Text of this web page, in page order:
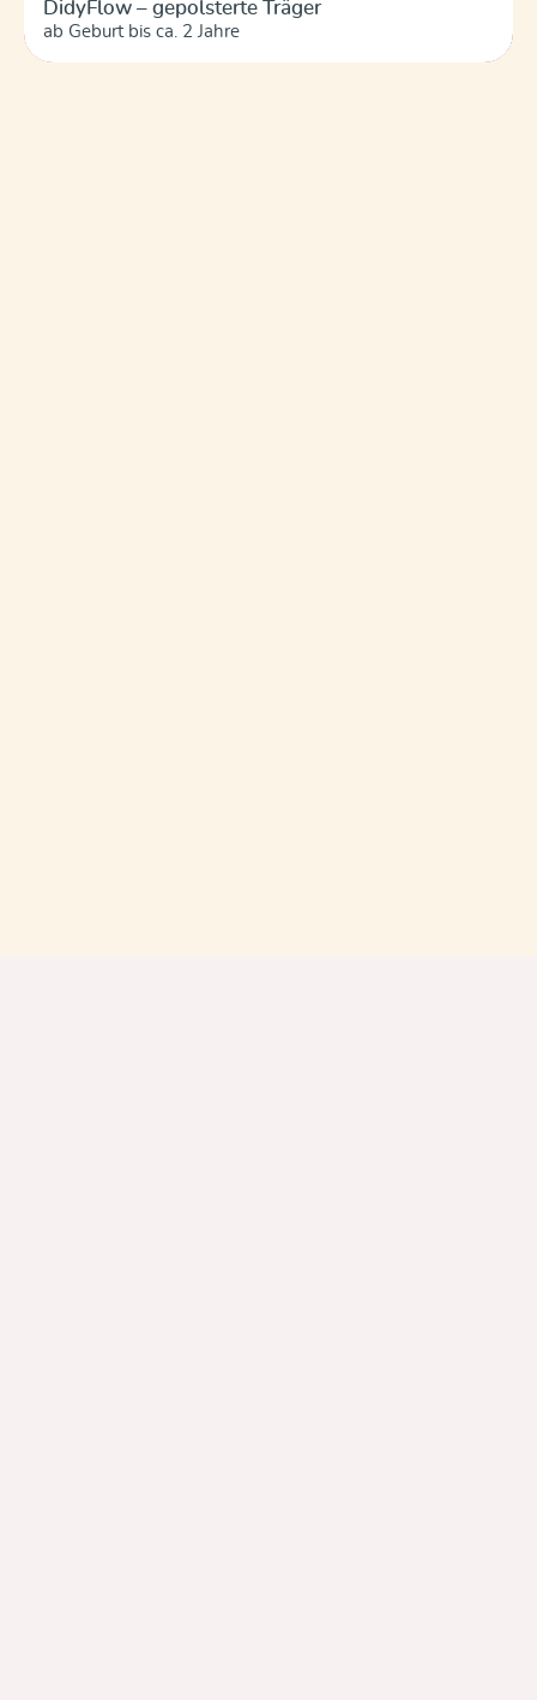
DidyFlow – gepolsterte Träger
ab Geburt bis ca. 2 Jahre